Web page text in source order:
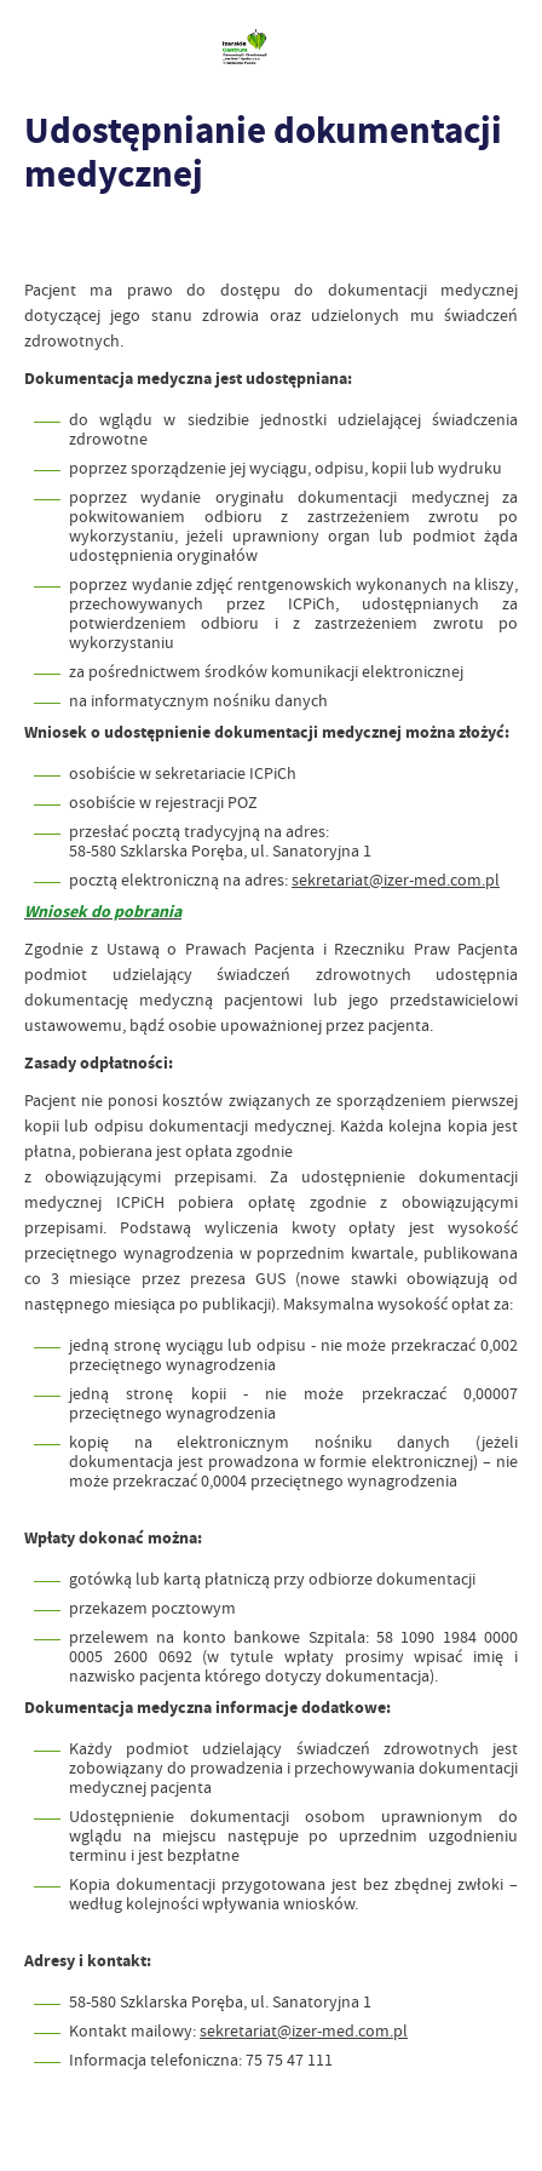
Udostępnianie dokumentacji
medycznej
Pacjent ma prawo do dostępu do dokumentacji medycznej
dotyczącej jego stanu zdrowia oraz udzielonych mu świadczeń
zdrowotnych.
Dokumentacja medyczna jest udostępniana:
do wglądu w siedzibie jednostki udzielającej świadczenia
zdrowotne
poprzez sporządzenie jej wyciągu, odpisu, kopii lub wydruku
poprzez wydanie oryginału dokumentacji medycznej za
pokwitowaniem odbioru z zastrzeżeniem zwrotu po
wykorzystaniu, jeżeli uprawniony organ lub podmiot żąda
udostępnienia oryginałów
poprzez wydanie zdjęć rentgenowskich wykonanych na kliszy,
przechowywanych przez ICPiCh, udostępnianych za
potwierdzeniem odbioru i z zastrzeżeniem zwrotu po
wykorzystaniu
za pośrednictwem środków komunikacji elektronicznej
na informatycznym nośniku danych
Wniosek o udostępnienie dokumentacji medycznej można złożyć:
osobiście w sekretariacie ICPiCh
osobiście w rejestracji POZ
przesłać pocztą tradycyjną na adres:
58-580 Szklarska Poręba, ul. Sanatoryjna 1
pocztą elektroniczną na adres:sekretariat@izer-med.com.pl
Wniosek do pobrania
Zgodnie z Ustawą o Prawach Pacjenta i Rzeczniku Praw Pacjenta
podmiot udzielający świadczeń zdrowotnych udostępnia
dokumentację medyczną pacjentowi lub jego przedstawicielowi
ustawowemu, bądź osobie upoważnionej przez pacjenta.
Zasady odpłatności:
Pacjent nie ponosi kosztów związanych ze sporządzeniem pierwszej
kopii lub odpisu dokumentacji medycznej. Każda kolejna kopia jest
płatna, pobierana jest opłata zgodnie
z obowiązującymi przepisami. Za udostępnienie dokumentacji
medycznej ICPiCH pobiera opłatę zgodnie z obowiązującymi
przepisami. Podstawą wyliczenia kwoty opłaty jest wysokość
przeciętnego wynagrodzenia w poprzednim kwartale, publikowana
co 3 miesiące przez prezesa GUS (nowe stawki obowiązują od
następnego miesiąca po publikacji). Maksymalna wysokość opłat za:
jedną stronę wyciągu lub odpisu - nie może przekraczać 0,002
przeciętnego wynagrodzenia
jedną stronę kopii - nie może przekraczać 0,00007
przeciętnego wynagrodzenia
kopię na elektronicznym nośniku danych (jeżeli
dokumentacja jest prowadzona w formie elektronicznej) – nie
może przekraczać 0,0004 przeciętnego wynagrodzenia
Wpłaty dokonać można:
gotówką lub kartą płatniczą przy odbiorze dokumentacji
przekazem pocztowym
przelewem na konto bankowe Szpitala: 58 1090 1984 0000
0005 2600 0692 (w tytule wpłaty prosimy wpisać imię i
nazwisko pacjenta którego dotyczy dokumentacja).
Dokumentacja medyczna informacje dodatkowe:
Każdy podmiot udzielający świadczeń zdrowotnych jest
zobowiązany do prowadzenia i przechowywania dokumentacji
medycznej pacjenta
Udostępnienie dokumentacji osobom uprawnionym do
wglądu na miejscu następuje po uprzednim uzgodnieniu
terminu i jest bezpłatne
Kopia dokumentacji przygotowana jest bez zbędnej zwłoki –
według kolejności wpływania wniosków.
Adresy i kontakt:
58-580 Szklarska Poręba, ul. Sanatoryjna 1
Kontakt mailowy:sekretariat@izer-med.com.pl
Informacja telefoniczna: 75 75 47 111